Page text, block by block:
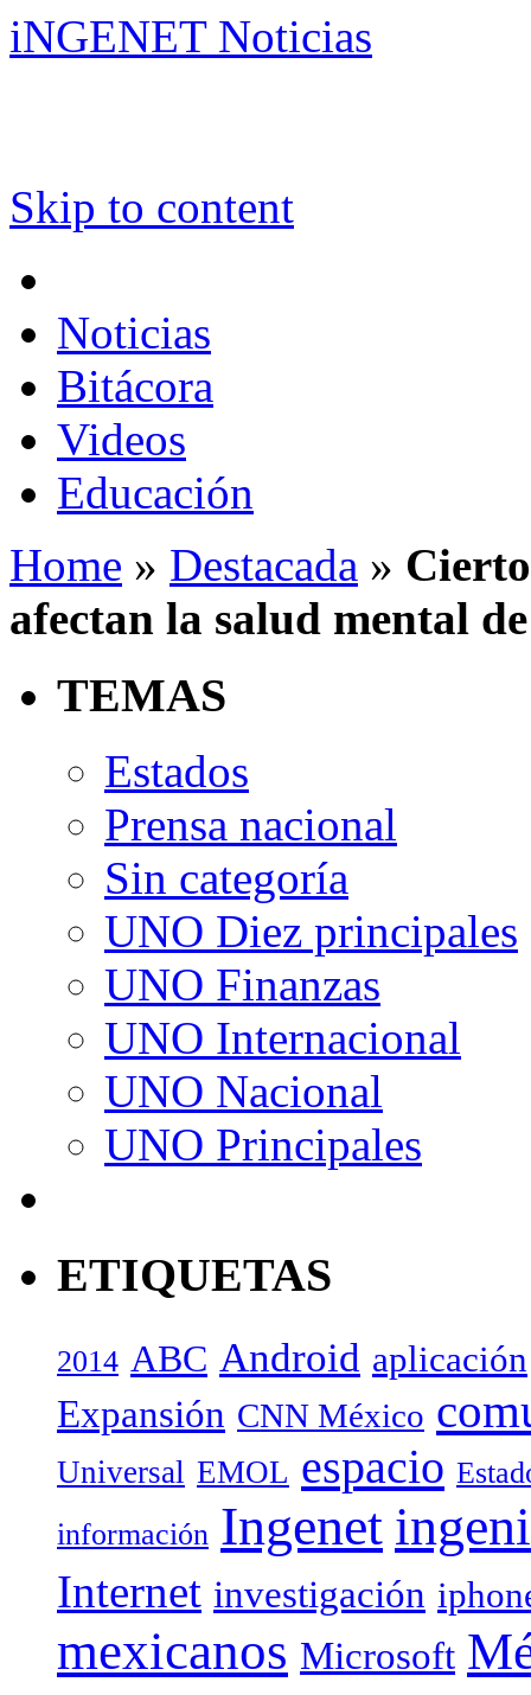
iNGENET Noticias
Skip to content
Noticias
Bitácora
Videos
Educación
Home » Destacada »
afectan la salud mental
TEMAS
Estados
Prensa nacional
Sin categoría
UNO Diez principales
UNO Finanzas
UNO Internacional
UNO Nacional
UNO Principales
ETIQUETAS
2014 ABC Android aplicación
Expansión CNN México
Universal EMOL espacio
información Ingenet
Internet investigación
mexicanos Microsoft